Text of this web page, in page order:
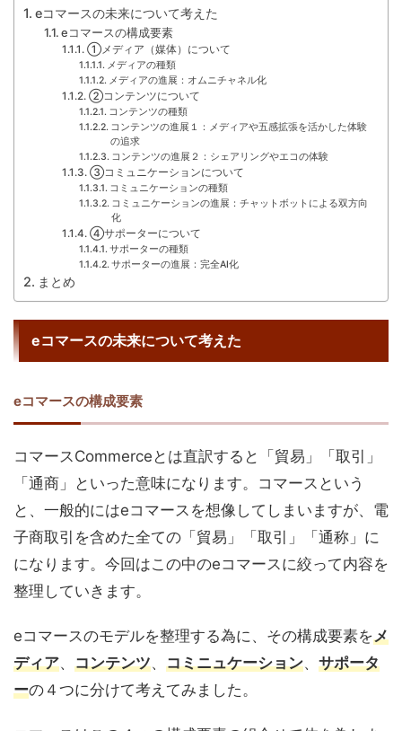
eコマースの未来について考えた
eコマースの構成要素
①メディア（媒体）について
メディアの種類
メディアの進展：オムニチャネル化
②コンテンツについて
コンテンツの種類
コンテンツの進展１：メディアや五感拡張を活かした体験
の追求
コンテンツの進展２：シェアリングやエコの体験
③コミュニケーションについて
コミュニケーションの種類
コミュニケーションの進展：チャットボットによる双方向
化
④サポーターについて
サポーターの種類
サポーターの進展：完全AI化
まとめ
eコマースの未来について考えた
eコマースの構成要素
コマースCommerceとは直訳すると「貿易」「取引」
「通商」といった意味になります。コマースという
と、一般的にはeコマースを想像してしまいますが、電
子商取引を含めた全ての「貿易」「取引」「通称」に
になります。今回はこの中のeコマースに絞って内容を
整理していきます。
eコマースのモデルを整理する為に、その構成要素をメ
ディア、 コンテンツ、 コミニュケーション、 サポータ
ーの４つに分けて考えてみました。